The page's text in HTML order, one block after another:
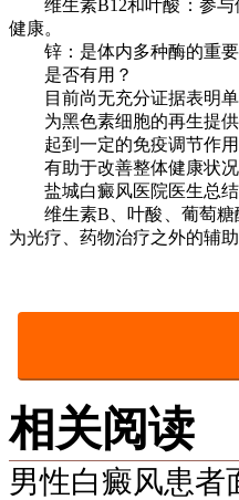
维生素B12和叶酸：参与体
健康。
锌：是体内多种酶的重要
是否有用？
目前尚无充分证据表明单
为黑色素细胞的再生提供
起到一定的免疫调节作用
有助于改善整体健康状况
盐城白癜风医院医生总结
维生素B、叶酸、葡萄糖酸
为光疗、药物治疗之外的辅
相关阅读
男性白癜风患者